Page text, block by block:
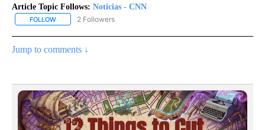
Article Topic Follows: Noticias - CNN
FOLLOW FOLLOW "NOTICIAS - CNN" TO RECEIVE NOTIFICATIONS ABOUT
2 Followers
Jump to comments ↓